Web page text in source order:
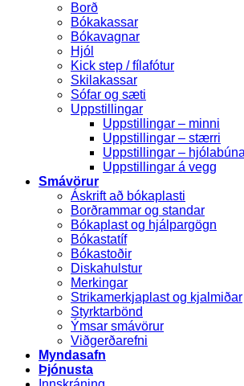
Borð
Bókakassar
Bókavagnar
Hjól
Kick step / fílafótur
Skilakassar
Sófar og sæti
Uppstillingar
Uppstillingar – minni
Uppstillingar – stærri
Uppstillingar –
Uppstillingar á vegg
Smávörur
Áskrift að bókaplasti
Borðrammar og standar
Bókaplast og hjálpargögn
Bókastatíf
Bókastoðir
Diskahulstur
Merkingar
Strikamerkjaplast og kjalmiðar
Styrktarbönd
Ýmsar smávörur
Viðgerðarefni
Myndasafn
Þjónusta